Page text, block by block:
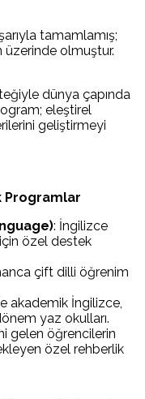
tamamlamış;
üzerinde olmuştur.
dünya çapında
eleştirel
geliştirmeyi
Programlar
: İngilizce
özel destek
çift dilli öğrenim
akademik İngilizce,
yaz okulları.
gelen öğrencilerin
özel rehberlik